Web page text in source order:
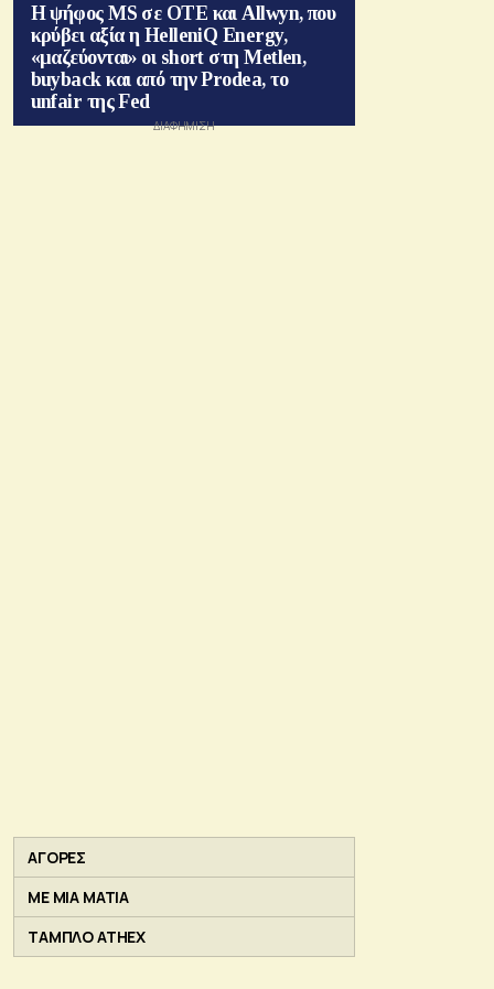
Η ψήφος MS σε ΟΤΕ και Allwyn, που
κρύβει αξία η HelleniQ Energy,
«μαζεύονται» οι short στη Metlen,
buyback και από την Prodea, το
unfair της Fed
ΑΓΟΡΕΣ
ΜΕ ΜΙΑ ΜΑΤΙΑ
ΤΑΜΠΛΟ ATHEX